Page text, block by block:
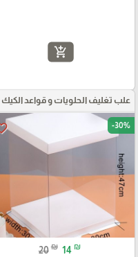
add_shopping_cart
-30%
20 ₪ 14 ₪